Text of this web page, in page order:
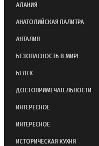
АЛАНИЯ
АНАТОЛИЙСКАЯ ПАЛИТРА
АНТАЛИЯ
БЕЗОПАСНОСТЬ В МИРЕ
БЕЛЕК
ДОСТОПРИМЕЧАТЕЛЬНОСТИ
ИНТЕРЕСНОЕ
ИНТЕРЕСНОЕ
ИСТОРИЧЕСКАЯ КУХНЯ